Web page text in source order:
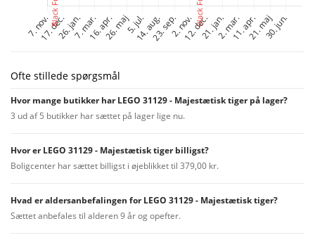
Ofte stillede spørgsmål
Hvor mange butikker har LEGO 31129 - Majestætisk tiger på lager?
3 ud af 5 butikker har sættet på lager lige nu.
Hvor er LEGO 31129 - Majestætisk tiger billigst?
Boligcenter har sættet billigst i øjeblikket til 379,00 kr.
Hvad er aldersanbefalingen for LEGO 31129 - Majestætisk tiger?
Sættet anbefales til alderen 9 år og opefter.